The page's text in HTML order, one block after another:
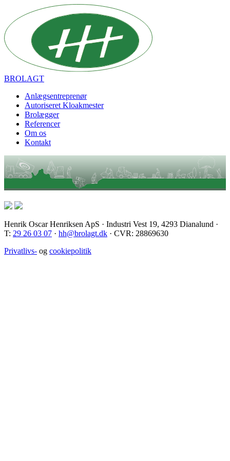
BROLAGT
Anlægsentreprenør
Autoriseret Kloakmester
Brolægger
Referencer
Om os
Kontakt
Henrik Oscar Henriksen ApS · Industri Vest 19, 4293 Dianalund ·
T: 29 26 03 07 · hh@brolagt.dk · CVR: 28869630
Privatlivs- og cookiepolitik